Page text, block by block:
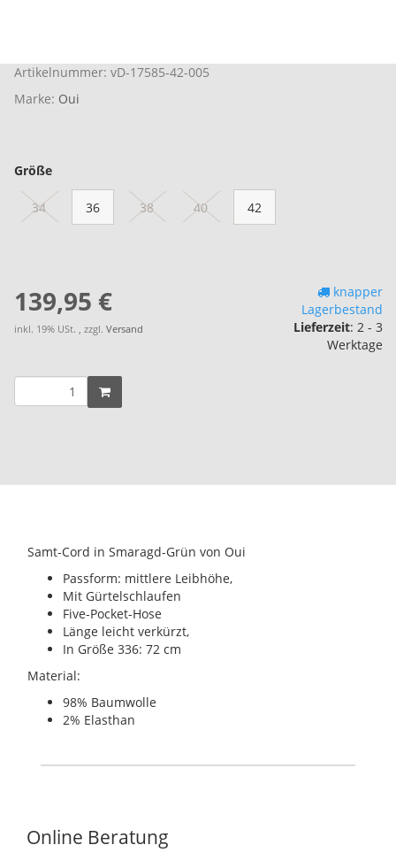
Artikelnummer: vD-17585-42-005
Marke: Oui
Größe
34 36 38 40 42
139,95 €
inkl. 19% USt. , zzgl. Versand
knapper
Lagerbestand
Lieferzeit: 2 - 3
Werktage
Samt-Cord in Smaragd-Grün von Oui
Passform: mittlere Leibhöhe,
Mit Gürtelschlaufen
Five-Pocket-Hose
Länge leicht verkürzt,
In Größe 336: 72 cm
Material:
98% Baumwolle
2% Elasthan
Online Beratung